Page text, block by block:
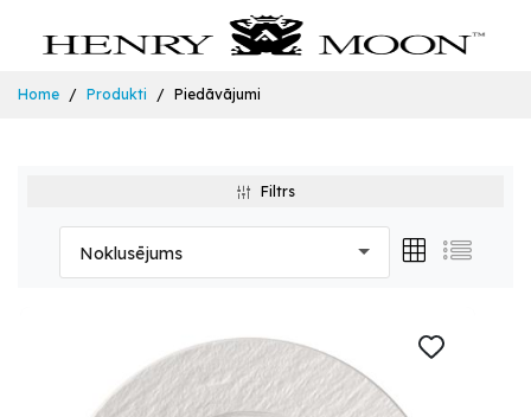
Home Produkti Piedāvājumi
Filtrs